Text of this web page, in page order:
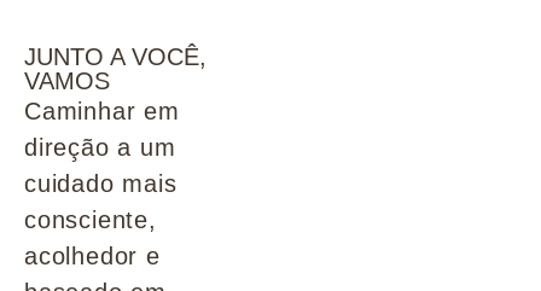
JUNTO A VOCÊ,
VAMOS
Caminhar em
direção a um
cuidado mais
consciente,
acolhedor e